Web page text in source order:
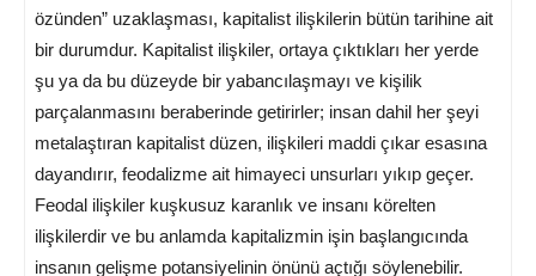
özünden” uzaklaşması, kapitalist ilişkilerin bütün tarihine ait
bir durumdur. Kapitalist ilişkiler, ortaya çıktıkları her yerde
şu ya da bu düzeyde bir yabancılaşmayı ve kişilik
parçalanmasını beraberinde getirirler; insan dahil her şeyi
metalaştıran kapitalist düzen, ilişkileri maddi çıkar esasına
dayandırır, feodalizme ait himayeci unsurları yıkıp geçer.
Feodal ilişkiler kuşkusuz karanlık ve insanı körelten
ilişkilerdir ve bu anlamda kapitalizmin işin başlangıcında
insanın gelişme potansiyelinin önünü açtığı söylenebilir.